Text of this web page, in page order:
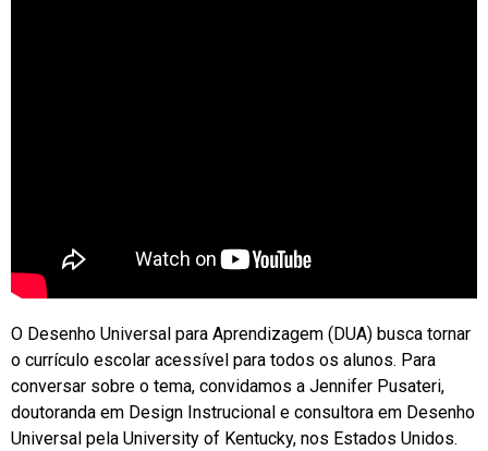
O Desenho Universal para Aprendizagem (DUA) busca tornar
o currículo escolar acessível para todos os alunos. Para
conversar sobre o tema, convidamos a Jennifer Pusateri,
doutoranda em Design Instrucional e consultora em Desenho
Universal pela University of Kentucky, nos Estados Unidos.